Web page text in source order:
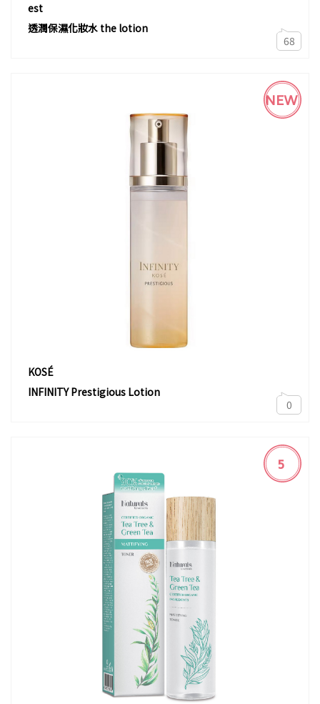
est
透潤保濕化妝水 the lotion
68
KOSÉ
INFINITY Prestigious Lotion
NEW
0
5